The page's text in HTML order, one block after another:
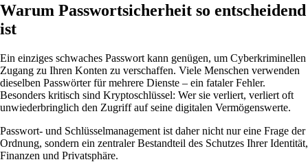
Warum Passwortsicherheit so entscheidend
ist
Ein einziges schwaches Passwort kann genügen, um Cyberkriminellen
Zugang zu Ihren Konten zu verschaffen. Viele Menschen verwenden
dieselben Passwörter für mehrere Dienste – ein fataler Fehler.
Besonders kritisch sind Kryptoschlüssel: Wer sie verliert, verliert oft
unwiederbringlich den Zugriff auf seine digitalen Vermögenswerte.
Passwort- und Schlüsselmanagement ist daher nicht nur eine Frage der
Ordnung, sondern ein zentraler Bestandteil des Schutzes Ihrer Identität,
Finanzen und Privatsphäre.